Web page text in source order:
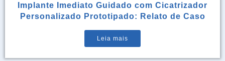
Implante Imediato Guidado com Cicatrizador
Personalizado Prototipado: Relato de Caso
Leia mais